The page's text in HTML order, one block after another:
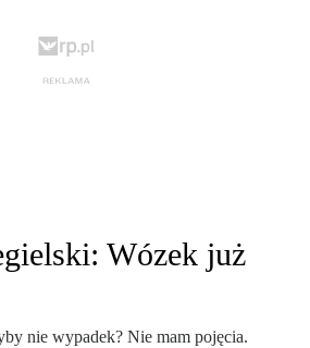
Wózek już
nie wypadek? Nie mam pojęcia.